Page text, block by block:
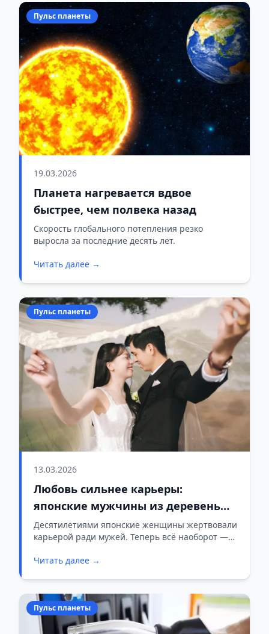
Пульс планеты
19.03.2026
Планета нагревается вдвое
быстрее, чем полвека назад
Скорость глобального потепления резко
выросла за последние десять лет.
Читать далее →
Пульс планеты
13.03.2026
Любовь сильнее карьеры:
японские мужчины из деревень
массово переезжают в города ради
подруг
Десятилетиями японские женщины жертвовали
карьерой ради мужей. Теперь всё наоборот —
девушками в мегаполисы. Виноваты дейтинг-
Читать далее →
Пульс планеты